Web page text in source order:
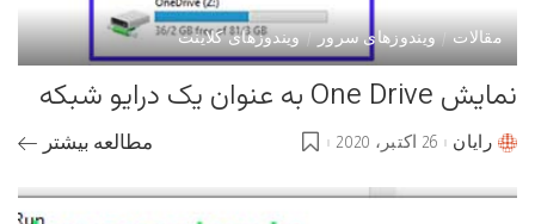
مقالات ویندوزهای سرور ویندوزهای کلاینت
نمایش One Drive به عنوان یک درایو شبکه
Postedرایان 26 اکتبر، 2020 مطالعه بیشتر